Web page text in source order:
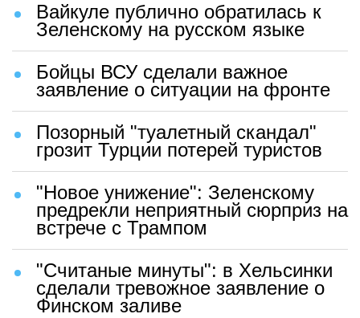
Вайкуле публично обратилась к
Зеленскому на русском языке
Бойцы ВСУ сделали важное
заявление о ситуации на фронте
Позорный "туалетный скандал"
грозит Турции потерей туристов
"Новое унижение": Зеленскому
предрекли неприятный сюрприз на
встрече с Трампом
"Считаные минуты": в Хельсинки
сделали тревожное заявление о
Финском заливе